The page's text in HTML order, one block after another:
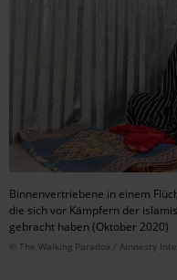
Binnenvertriebene in einem
die sich vor Kämpfern der
gebracht haben (Oktober 2020)
© The Walking Paradox / Amnesty